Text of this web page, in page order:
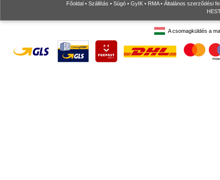
Főoldal • Szállítás • Súgó • GyIK • RMA• Általános szerződési
A csomagküldés a